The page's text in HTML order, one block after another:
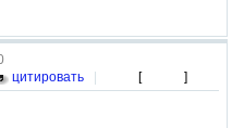
цитировать
| [ ]